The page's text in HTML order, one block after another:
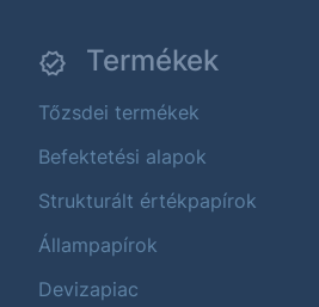
Termékek
Tőzsdei termékek
Befektetési alapok
Strukturált értékpapírok
Állampapírok
Devizapiac